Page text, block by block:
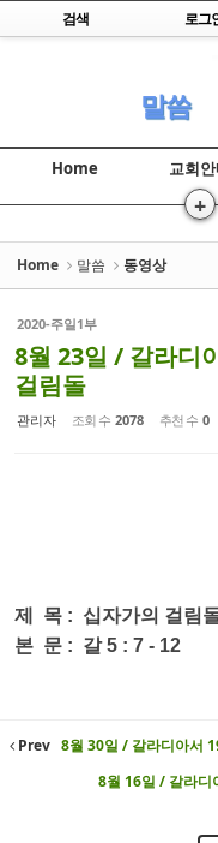
검색 로그
말씀
Home 교회
+
Home 말씀 동영상
2020-주일1부
8월 23일 / 갈라디
걸림돌
관리자 조회 수 2078 추천 수 0
제 목 : 십자가의 걸림
본 문 : 갈 5 : 7 - 12
Prev 8월 30일 / 갈라디아서
8월 16일 / 갈라디